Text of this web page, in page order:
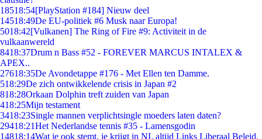
18518:54[PlayStation #184] Nieuw deel
14518:49De EU-politiek #6 Musk naar Europa!
5018:42[Vulkanen] The Ring of Fire #9: Activiteit in de
vulkaanwereld
8418:37Drum n Bass #52 - FOREVER MARCUS INTALEX &
APEX..
27618:35De Avondetappe #176 - Met Ellen ten Damme.
518:29De zich ontwikkelende crisis in Japan #2
818:28Orkaan Dolphin treft zuiden van Japan
418:25Mijn testament
3418:23Single mannen verplichtsingle moeders laten daten?
29418:21Het Nederlandse tennis #35 - Lamensgodin
14818:14Wat je ook stemt, je krijgt in NL altijd Links Liberaal Beleid.